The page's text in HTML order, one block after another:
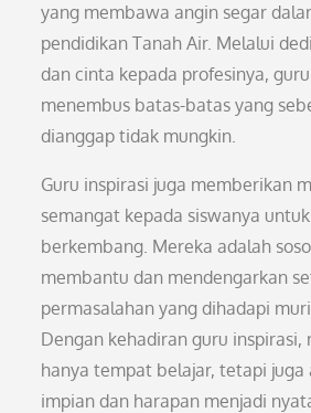
yang membawa angin segar
pendidikan Tanah Air. Melalui
dan cinta kepada profesinya,
menembus batas-batas yang
dianggap tidak mungkin.
Guru inspirasi juga memberikan
semangat kepada siswanya
berkembang. Mereka adalah
membantu dan mendengarkan
permasalahan yang dihadapi
Dengan kehadiran guru inspirasi,
hanya tempat belajar, tetapi juga
impian dan harapan menjadi